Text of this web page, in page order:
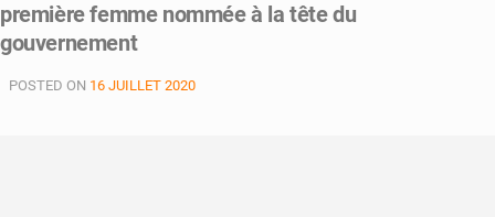
première femme nommée à la tête du
gouvernement
POSTED ON 16 JUILLET 2020